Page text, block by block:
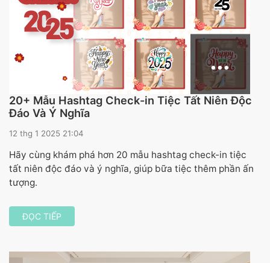
20+ Mẫu Hashtag Check-in Tiệc Tất Niên Độc
Đáo Và Ý Nghĩa
12 thg 1 2025 21:04
Hãy cùng khám phá hơn 20 mẫu hashtag check-in tiệc
tất niên độc đáo và ý nghĩa, giúp bữa tiệc thêm phần ấn
tượng.
ĐỌC TIẾP